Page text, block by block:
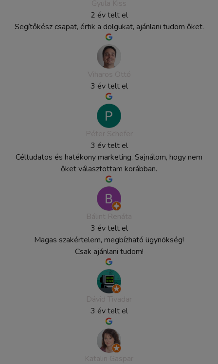
2 év telt el
Segítőkész csapat, értik a dolgukat, ajánlani tudom őket.
3 év telt el
3 év telt el
Céltudatos és hatékony marketing. Sajnálom, hogy nem
őket választottam korábban.
3 év telt el
Magas szakértelem, megbízható ügynökség!
Csak ajánlani tudom!
3 év telt el